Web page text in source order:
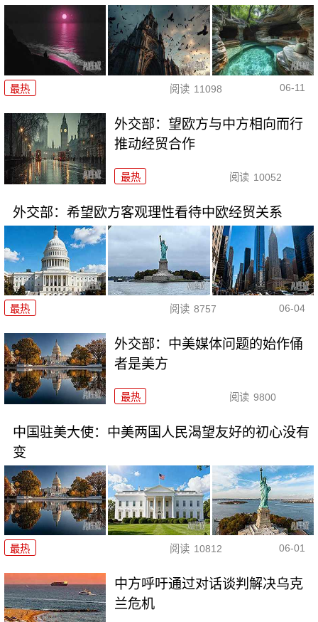
最热 阅读 11098 06-11
外交部：望欧方与中方相向而行
推动经贸合作
最热 阅读 10052
外交部：希望欧方客观理性看待中欧经贸关系
最热 阅读 8757 06-04
外交部：中美媒体问题的始作俑
者是美方
最热 阅读 9800
中国驻美大使：中美两国人民渴望友好的初心没有
变
最热 阅读 10812 06-01
中方呼吁通过对话谈判解决乌克
兰危机